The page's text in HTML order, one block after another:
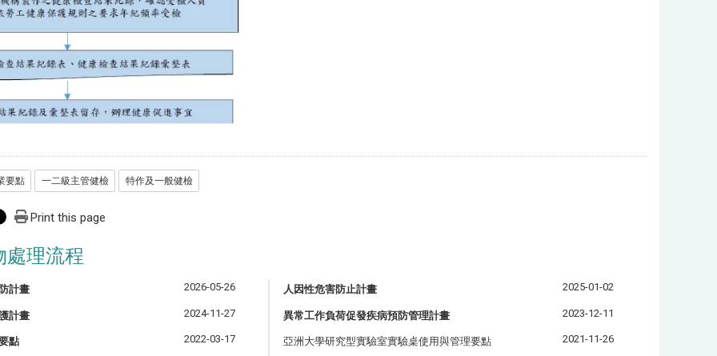
要點 一二級主管健檢 特作及一般健檢
Print this page
處理流程
計畫 2026-05-26 人因性危害防止計畫 2025-01-02
計畫 2024-11-27 異常工作負荷促發疾病預防管理計畫 2023-12-11
點 2022-03-17 亞洲大學研究型實驗室實驗桌使用與管理要點 2021-11-26